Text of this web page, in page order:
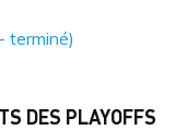
terminé)
DES PLAYOFFS